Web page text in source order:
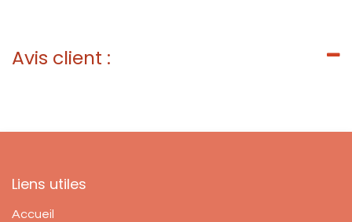
Avis client :
Liens utiles
Accueil